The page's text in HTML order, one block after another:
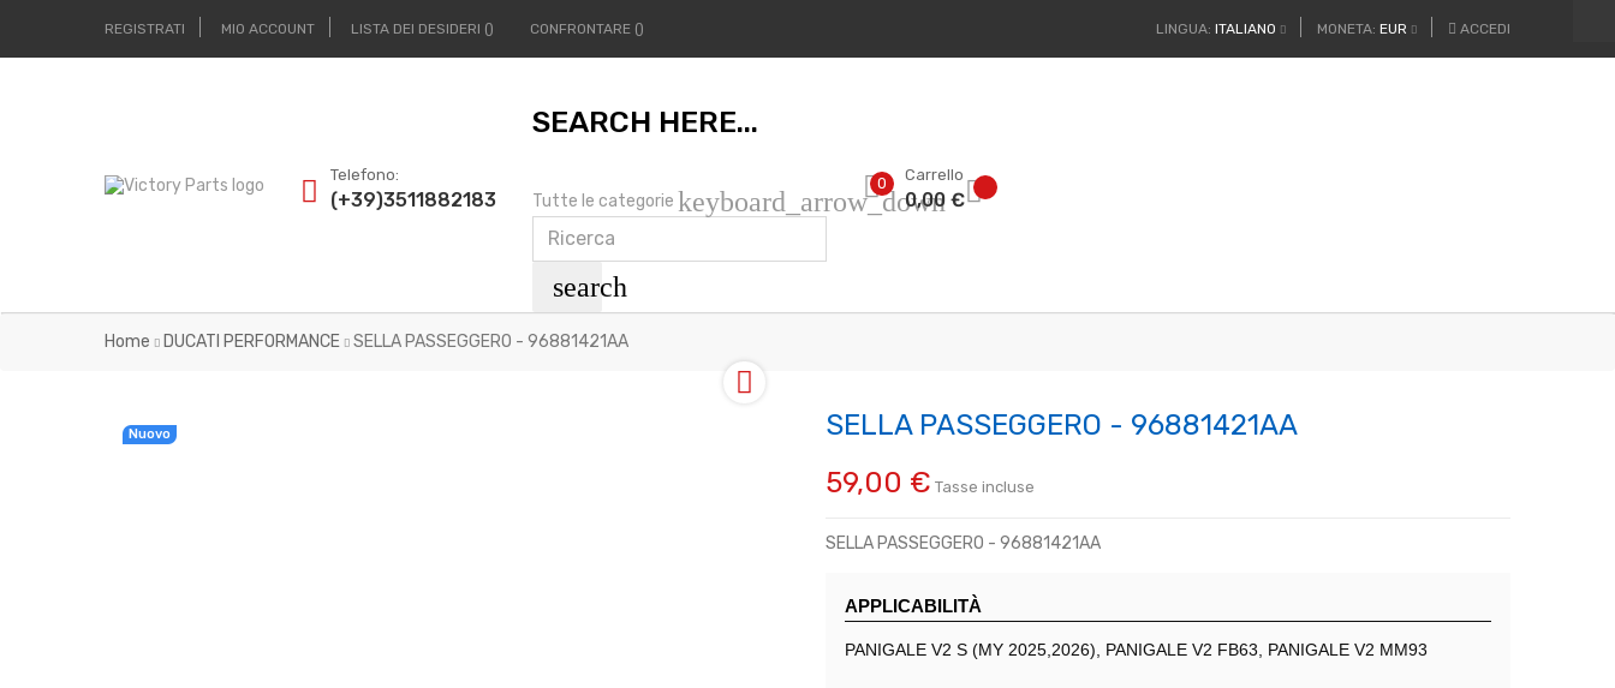
REGISTRATI MIO ACCOUNT LISTA DEI DESIDERI CONFRONTARE LINGUA: ITALIANO MONETA: EUR ACCEDI
Telefono:
(+39)3511882183
SEARCH HERE...
Tutte le categorie keyboard_arrow_down
search
0 Carrello
0,00 €
Home DUCATI PERFORMANCE SELLA PASSEGGERO - 96881421AA
Nuovo

SELLA PASSEGGERO - 96881421AA
59,00 € Tasse incluse
SELLA PASSEGGERO - 96881421AA
APPLICABILITÀ
PANIGALE V2 S (MY 2025,2026), PANIGALE V2 FB63, PANIGALE V2 MM93